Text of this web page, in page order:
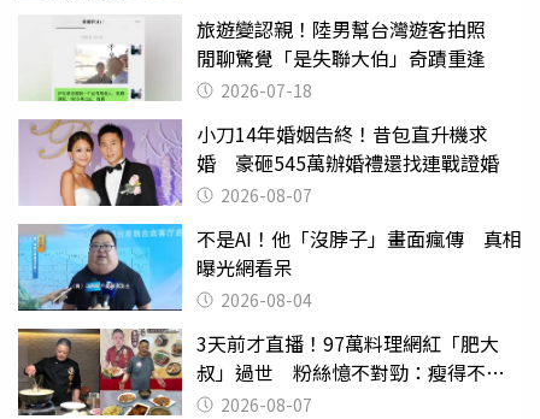
旅遊變認親！陸男幫台灣遊客拍照
閒聊驚覺「是失聯大伯」奇蹟重逢
2026-07-18
小刀14年婚姻告終！昔包直升機求
婚 豪砸545萬辦婚禮還找連戰證婚
2026-08-07
不是AI！他「沒脖子」畫面瘋傳 真相
曝光網看呆
2026-08-04
3天前才直播！97萬料理網紅「肥大
叔」過世 粉絲憶不對勁：瘦得不合
理 2026-08-07